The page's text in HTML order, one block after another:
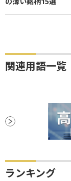
関連用語一覧
ランキング